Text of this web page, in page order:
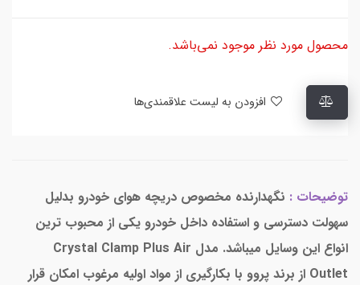
محصول مورد نظر موجود نمی‌باشد.
توضیحات : نگهدارنده مخصوص دریچه هوای خودرو بدلیل
سهولت دسترسی و استفاده داخل خودرو یکی از محبوب ترین
انواع این وسایل میباشد. مدل Crystal Clamp Plus Air
Outlet از برند پروو با بکارگیری از مواد اولیه مرغوب امکان قرار